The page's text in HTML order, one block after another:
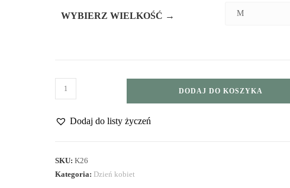
WYBIERZ WIELKOŚĆ →
DODAJ DO KOSZYKA
Dodaj do listy życzeń
SKU: K26
Kategoria: Dzień kobiet